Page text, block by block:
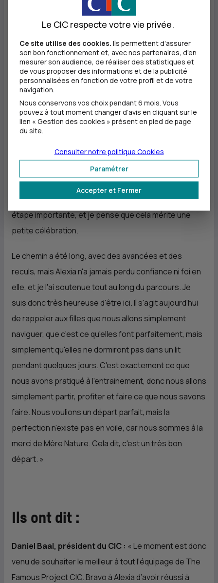
Je suis fière de ce qu'on a fait tous ensemble encore
DEE CAFFARI : "Un très bon
départ !"
« Je suis étonnamment calme, mais je pense que je le
suis pour aider tout le monde, car on peut sentir une
certaine nervosité. L'objectif principal a toujours été
d'arriver à la ligne de départ, et je pense qu'aujourd'hui,
nous avons fait un grand pas en avant. C'est une
étape importante, et je pense que cela mérite une
petite célébration.
Le chemin a été long, avec des avancées et des
reculs, mais Alexia n'a jamais perdu confiance ni foi en
elle, et je l'ai soutenue tout au long du parcours. Je
suis donc très heureuse d'être ici. Il s'agit aujourd'hui
de rappeler aux filles que nous allons simplement
naviguer, que c'est ce qu'elles font parfaitement, mais
simplement qu'elles ne dormiront pas dans un lit
pendant quelques jours. C'est exactement ce que
nous avons pratiqué à l’entrainement, donc nous allons
simplement partir, profiter et faire ce que nous savons
faire. Nous voulions un départ parfait, mais la
perfection n'existe pas en voile, car nous sommes à la
merci de Mère Nature. Cela dit, c'est un très bon
départ. »
Ils ont dit :
Daniel Baal, président du CIC : « Le moment est donc
venu de souhaiter le meilleur à tout l’équipage de The
Famous ProjectCIC. Bravo à Alexia d’avoir réussi à
Le CIC respecte votre vie privée.
Ce site utilise des cookies. Ils permettent d'assurer
son bon fonctionnement et, avec nos partenaires, d'en
mesurer son audience, de réaliser des statistiques et
de vous proposer des informations et de la publicité
personnalisées en fonction de votre profil et de votre
navigation.
Nous conservons vos choix pendant 6 mois. Vous
pouvez à tout moment changer d’avis en cliquant sur le
lien « Gestion des cookies » présent en pied de page
du site.
Accepter et Fermer
Paramétrer
Consulter notre politique Cookies